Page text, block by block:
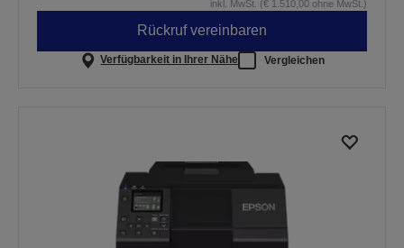
inkl. MwSt. (€ 1.510,00 ohne MwSt.)
Rückruf vereinbaren
Verfügbarkeit in Ihrer Nähe Vergleichen